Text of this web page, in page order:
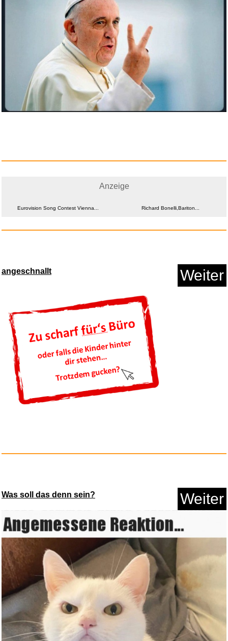
Farming Simulator 18...
Anzeige
Anzeige
Anzeige
Big Willie Style...
Anzeige
Anzeige
Eurovision Song Contest Vienna... Richard Bonelli,Bariton...
angeschnallt
Was soll das denn sein? Weiter